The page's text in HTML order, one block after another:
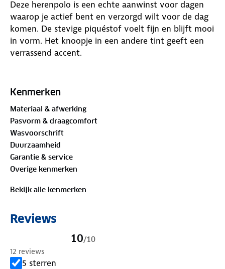
Deze herenpolo is een echte aanwinst voor dagen
waarop je actief bent en verzorgd wilt voor de dag
komen. De stevige piquéstof voelt fijn en blijft mooi
in vorm. Het knoopje in een andere tint geeft een
verrassend accent.
Textile Standard (GOTS) is een internationaal
textielketen, van de teelt van natuurlijke vezels tot
aan de verwerking en productie van het
kledingstuk.Welke kleur kies jij?
Het model is 1.90 m lang en draagt maat L.
Materiaal
Is je kleding aan vervanging toe? Lever het in bij
onze winkels. Wij geven er een nieuwe bestemming
Kenmerken
Materiaal & afwerking
Pasvorm & draagcomfort
Wasvoorschrift
Duurzaamheid
Garantie & service
Overige kenmerken
Bekijk alle kenmerken
Reviews
10/10
12 reviews
5 sterren